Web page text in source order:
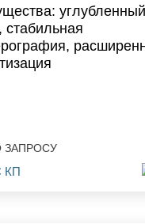
углубленный
стабильная
ЗАПРОСУ
КП